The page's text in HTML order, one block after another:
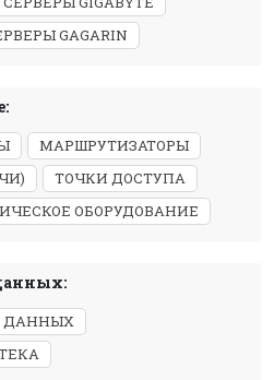
GAGARIN
МАРШРУТИЗАТОРЫ
ТОЧКИ ДОСТУПА
ОБОРУДОВАНИЕ
ДАННЫХ